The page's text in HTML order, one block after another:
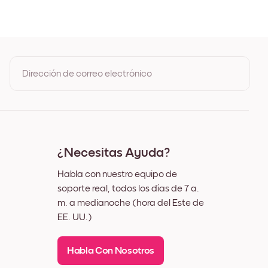
Dirección de correo electrónico
¿Necesitas Ayuda?
Habla con nuestro equipo de
soporte real, todos los días de 7 a.
m. a medianoche (hora del Este de
EE. UU.)
Habla Con Nosotros